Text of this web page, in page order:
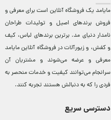
مایامد يک فروشگاه آنلاين است برای معرفی و
فروش برندهای اصيل و توليدات طراحان
نامدار دنيای مد. برترين‌ برندهای لباس، کيف
و کفش، و زيورآلات در فروشگاه آنلاين مایامد
معرفی و عرضه می‌شوند و مشتريان آن
سرانجام می‌توانند کيفيت و خدمات منحصر به
فردی را که به دنبالش هستند تجربه کنند.
دسترسی سریع